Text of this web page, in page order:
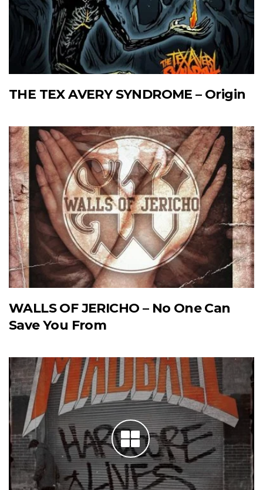
THE TEX AVERY SYNDROME – Origin
WALLS OF JERICHO – No One Can
Save You From